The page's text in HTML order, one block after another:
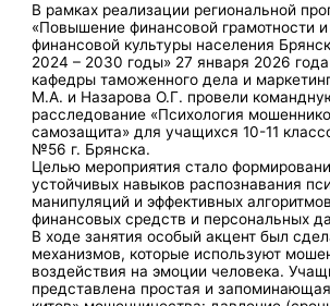
В рамках реализации региональной
«Повышение финансовой грамотности
финансовой культуры населения
2024 – 2030 годы» 27 января 2026
кафедры таможенного дела и
М.А. и Назарова О.Г. провели
расследование «Психология
самозащита» для учащихся 10-11
№56 г. Брянска.
Целью мероприятия стало
устойчивых навыков распознавания
манипуляций и эффективных
финансовых средств и персональных
В ходе занятия особый акцент был
механизмов, которые используют
воздействия на эмоции человека.
представлена простая и